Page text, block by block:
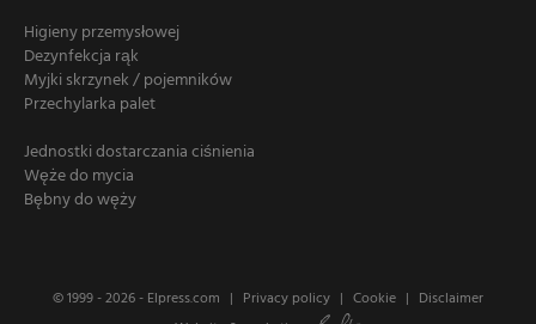
Higieny przemysłowej
Dezynfekcja rąk
Myjki skrzynek / pojemników
Przechylarka palet
Jednostki dostarczania ciśnienia
Węże do mycia
Bębny do węży
© 1999 - 2026 - Elpress.com Privacy policy Cookie
Disclaimer